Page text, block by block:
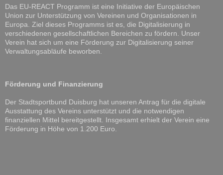
Das EU-REACT Programm ist eine Initiative der Europäischen
Union zur Unterstützung von Vereinen und Organisationen in
Europa. Ziel dieses Programms ist es, die Digitalisierung in
verschiedenen gesellschaftlichen Bereichen zu fördern. Unser
Verein hat sich um eine Förderung zur Digitalisierung seiner
Verwaltungsabläufe beworben.
Förderung und Finanzierung
Der Stadtsportbund Duisburg hat unseren Antrag für die digitale
Ausstattung des Vereins unterstützt und die notwendigen
finanziellen Mittel bereitgestellt. Insgesamt erhielt der Verein eine
Förderung in Höhe von 1.200 Euro.